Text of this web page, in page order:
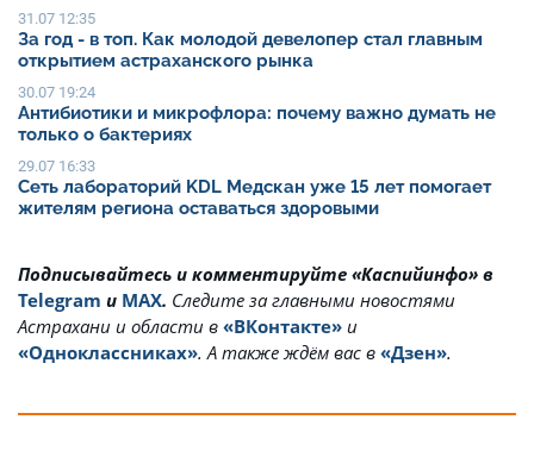
31.07 12:35
За год - в топ. Как молодой девелопер стал главным
открытием астраханского рынка
30.07 19:24
Антибиотики и микрофлора: почему важно думать не
только о бактериях
29.07 16:33
Сеть лабораторий KDL Медскан уже 15 лет помогает
жителям региона оставаться здоровыми
Подписывайтесь и комментируйте «Каспийинфо» в
Telegram и MAX. Cледите за главными новостями
Астрахани и области в «ВКонтакте» и
«Одноклассниках». А также ждём вас в «Дзен».